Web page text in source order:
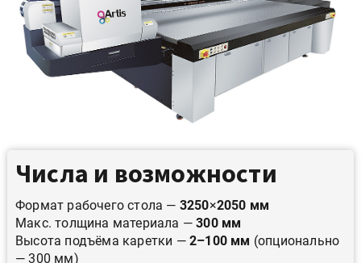
Числа и возможности
Формат рабочего стола — 3250×2050 мм
Макс. толщина материала —300 мм
Высота подъёма каретки — 2–100 мм (опционально
— 300 мм)